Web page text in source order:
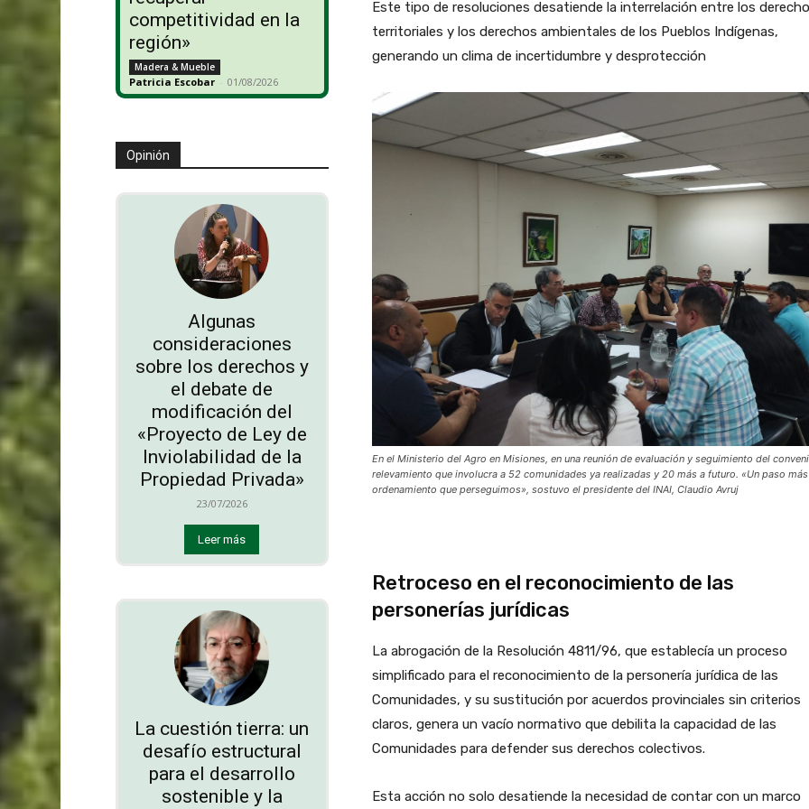
competitividad en la
región»
Madera & Mueble
Patricia Escobar - 01/08/2026
Opinión
Algunas
consideraciones
sobre los derechos y
el debate de
modificación del
«Proyecto de Ley de
Inviolabilidad de la
Propiedad Privada»
23/07/2026
Leer más
La cuestión tierra: un
desafío estructural
para el desarrollo
sostenible y la
Este tipo de resoluciones desatiende la interrelación entre los
territoriales y los derechos ambientales de los Pueblos Indígenas,
generando un clima de incertidumbre y desprotección
En el Ministerio del Agro en Misiones, en una reunión de evaluación y seguimiento del
relevamiento que involucra a 52 comunidades ya realizadas y 20 más a futuro. «Un paso
ordenamiento que perseguimos», sostuvo el presidente del INAI, Claudio Avruj
Retroceso en el reconocimiento de las
personerías jurídicas
La abrogación de la Resolución 4811/96, que establecía un proceso
simplificado para el reconocimiento de la personería jurídica de las
Comunidades, y su sustitución por acuerdos provinciales sin criterios
claros, genera un vacío normativo que debilita la capacidad de las
Comunidades para defender sus derechos colectivos.
Esta acción no solo desatiende la necesidad de contar con un marco